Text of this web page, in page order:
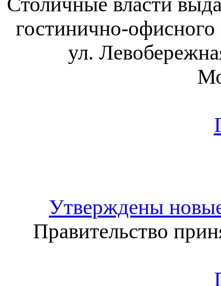
гостинично-
ул.
Утверждены
Правительство